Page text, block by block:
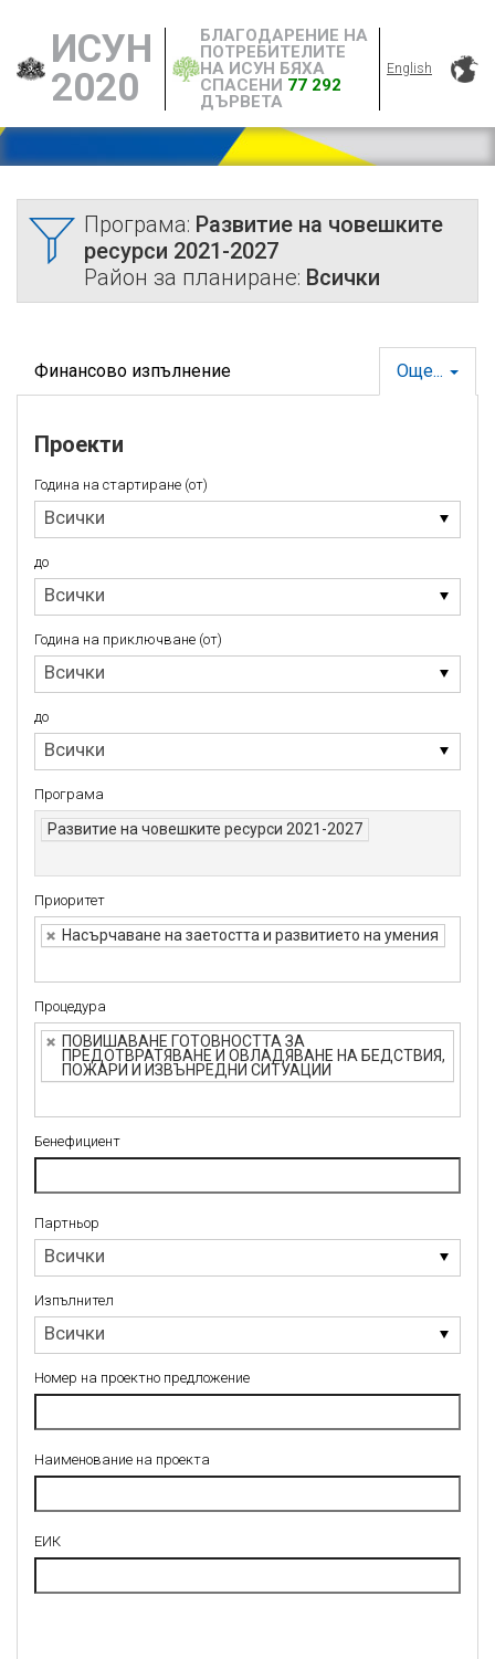
ИСУН
2020
БЛАГОДАРЕНИЕ НА
ПОТРЕБИТЕЛИТЕ
НА ИСУН БЯХА
СПАСЕНИ 77 292
ДЪРВЕТА
English
Програма: Развитие на човешките
ресурси 2021-2027
Район за планиране: Всички
Още...
Финансово изпълнение
Проекти
Година на стартиране (от)
Всички
Година
на
стартиране
до
Всички
до
Година на приключване (от)
Всички
Година
на
приключване
до
Всички
до
Програма
Развитие на човешките ресурси 2021-2027
Приоритет
Насърчаване на заетостта и развитието на умения
Приоритет
Процедура
ПОВИШАВАНЕ ГОТОВНОСТТА ЗА
ПРЕДОТВРАТЯВАНЕ И ОВЛАДЯВАНЕ НА БЕДСТВИЯ,
ПОЖАРИ И ИЗВЪНРЕДНИ СИТУАЦИИ
Процедура
Бенефициент
Партньор
Всички
Партньор
Изпълнител
Всички
Изпълнител
Номер на проектно предложение
Наименование на проекта
ЕИК